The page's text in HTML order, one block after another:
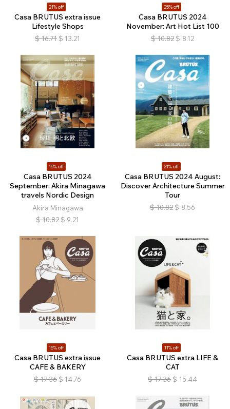
21% off
Casa BRUTUS extra issue
Lifestyle Shops
$ 16.71 $ 13.21
25% off
Casa BRUTUS 2024
November: Art Hot List 100
$ 10.82 $ 8.12
15% off
Casa BRUTUS 2024
September: Akira Minagawa
travels Nordic Design
Akira Minagawa
$ 10.82 $ 9.21
21% off
Casa BRUTUS 2024 August:
Discover Architecture Summer
Tour
$ 10.82 $ 8.56
15% off
Casa BRUTUS extra issue
CAFE & BAKERY
$ 17.36 $ 14.76
11% off
Casa BRUTUS extra LIFE &
CAT
$ 17.36 $ 15.44